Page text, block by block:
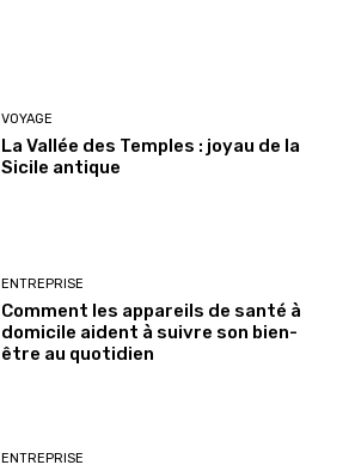
VOYAGE
La Vallée des Temples : joyau de la
Sicile antique
ENTREPRISE
Comment les appareils de santé à
domicile aident à suivre son bien-
être au quotidien
ENTREPRISE